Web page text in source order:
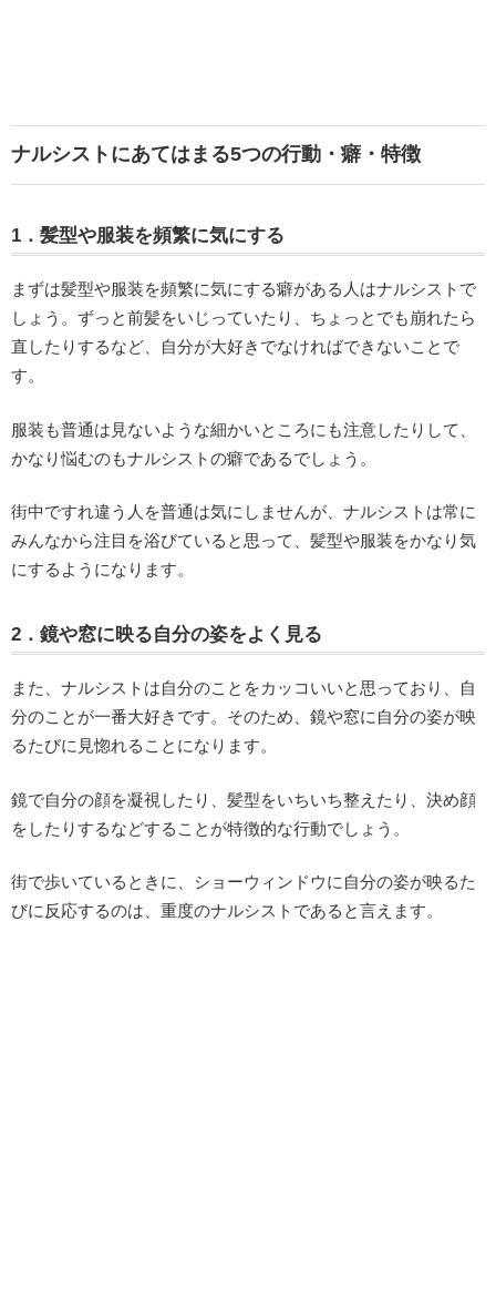
ナルシストにあてはまる5つの行動・癖・特徴
1．髪型や服装を頻繁に気にする
まずは髪型や服装を頻繁に気にする癖がある人はナルシストで
しょう。ずっと前髪をいじっていたり、ちょっとでも崩れたら
直したりするなど、自分が大好きでなければできないことで
す。
服装も普通は見ないような細かいところにも注意したりして、
かなり悩むのもナルシストの癖であるでしょう。
街中ですれ違う人を普通は気にしませんが、ナルシストは常に
みんなから注目を浴びていると思って、髪型や服装をかなり気
にするようになります。
2．鏡や窓に映る自分の姿をよく見る
また、ナルシストは自分のことをカッコいいと思っており、自
分のことが一番大好きです。そのため、鏡や窓に自分の姿が映
るたびに見惚れることになります。
鏡で自分の顔を凝視したり、髪型をいちいち整えたり、決め顔
をしたりするなどすることが特徴的な行動でしょう。
街で歩いているときに、ショーウィンドウに自分の姿が映るた
びに反応するのは、重度のナルシストであると言えます。